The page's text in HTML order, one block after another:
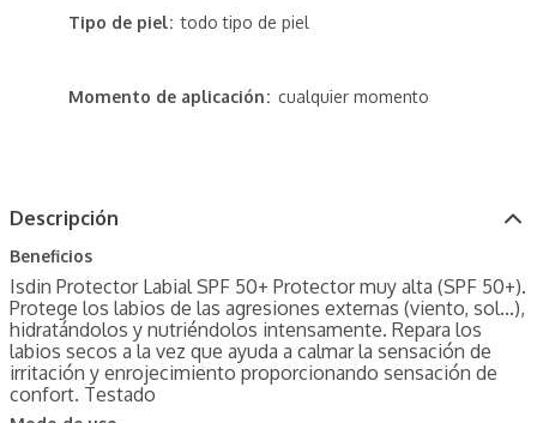
Tipo de piel todo tipo de piel
Momento de aplicación cualquier momento
Descripción
Beneficios
Isdin Protector Labial SPF 50+ Protector muy alta (SPF 50+).
Protege los labios de las agresiones externas (viento, sol...),
hidratándolos y nutriéndolos intensamente. Repara los
labios secos a la vez que ayuda a calmar la sensación de
irritación y enrojecimiento proporcionando sensación de
confort. Testado